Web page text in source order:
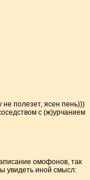
не полезет, ясен пень)))
с (ж)урчанием
омофонов, так
увидеть иной смысл: